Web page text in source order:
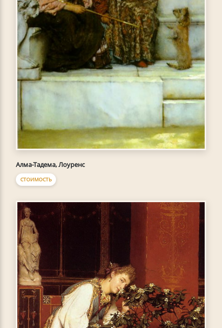
Алма-Тадема, Лоуренс
СТОИМОСТЬ